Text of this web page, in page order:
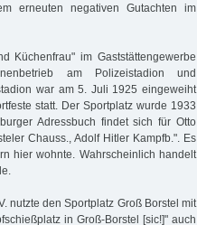
erneuten negativen Gutachten im
Küchenfrau" im Gaststättengewerbe
am Polizeistadion und
war am 5. Juli 1925 eingeweiht
statt. Der Sportplatz wurde 1933
Adressbuch findet sich für Otto
Chauss., Adolf Hitler Kampfb.". Es
hier wohnte. Wahrscheinlich handelt
nutzte den Sportplatz Groß Borstel mit
in Groß-Borstel [sic!]" auch